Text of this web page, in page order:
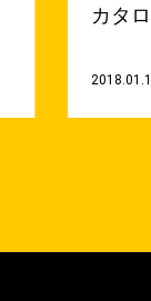
カタ